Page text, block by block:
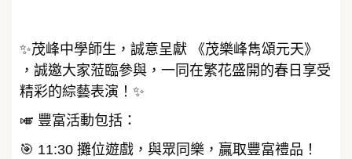
✨茂峰中學師生，誠意呈獻 《茂樂峰雋頌元天》
，誠邀大家蒞臨參與，一同在繁花盛開的春日享受
精彩的綜藝表演！✨
🎺 豐富活動包括：
🎯 11:30 攤位遊戲，與眾同樂，贏取豐富禮品！